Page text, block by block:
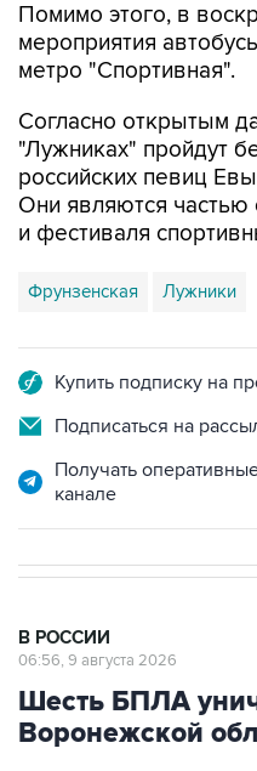
Помимо этого, в
мероприятия
метро "Спортивная".
Согласно открытым
"Лужниках" пройдут
российских певиц
Они являются частью
и фестиваля
Фрунзенская Лужники
Купить подписку на
Подписаться на
Получать
канале
В РОССИИ
06:56, 9 августа 2026
Шесть БПЛА
Воронежской